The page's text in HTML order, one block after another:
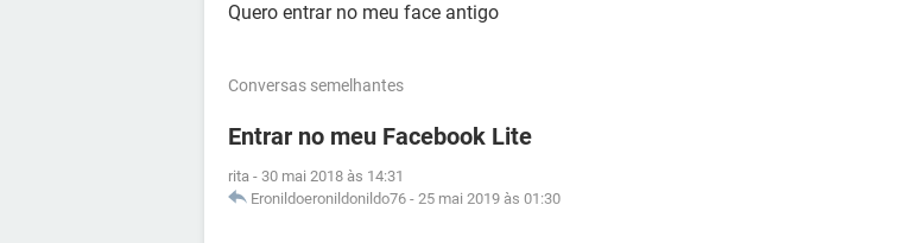
Quero entrar no meu face antigo
Conversas semelhantes
Entrar no meu Facebook Lite
rita - 30 mai 2018 às 14:31
Eronildoeronildonildo76 - 25 mai 2019 às 01:30